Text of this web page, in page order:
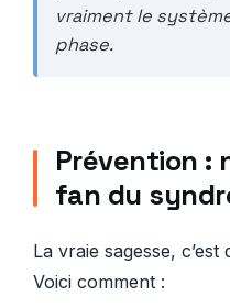
vraiment le
phase.
Prévention :
fan du
La vraie sagesse,
Voici comment :